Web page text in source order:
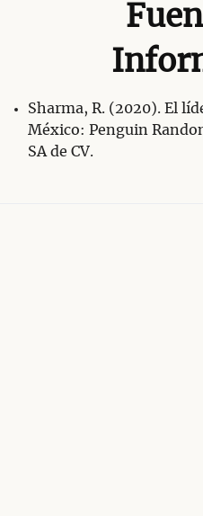
Sharma, R. (2020). El
México: Penguin
SA de CV.